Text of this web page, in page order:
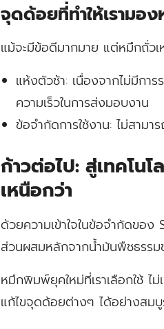
จุดด้อยที่ทำให้เรามอง
แม้จะมีข้อดีมากมาย แต่หมึกถั่ว
แห้งตัวช้า:เนื่องจากไม่มีการ
ความเร็วในการส่งมอบงาน
ข้อจำกัดการใช้งาน:ไม่สามา
ก้าวต่อไป: สู่เทคโ
เหนือกว่า
ด้วยความเข้าใจในข้อจำกัดของ
ส่วนผสมหลักจากน้ำมันพืชธรร
หมึกพิมพ์ยุคใหม่ที่เราเลือกใช้
แก้ไขจุดด้อยต่างๆ ได้อย่างสม